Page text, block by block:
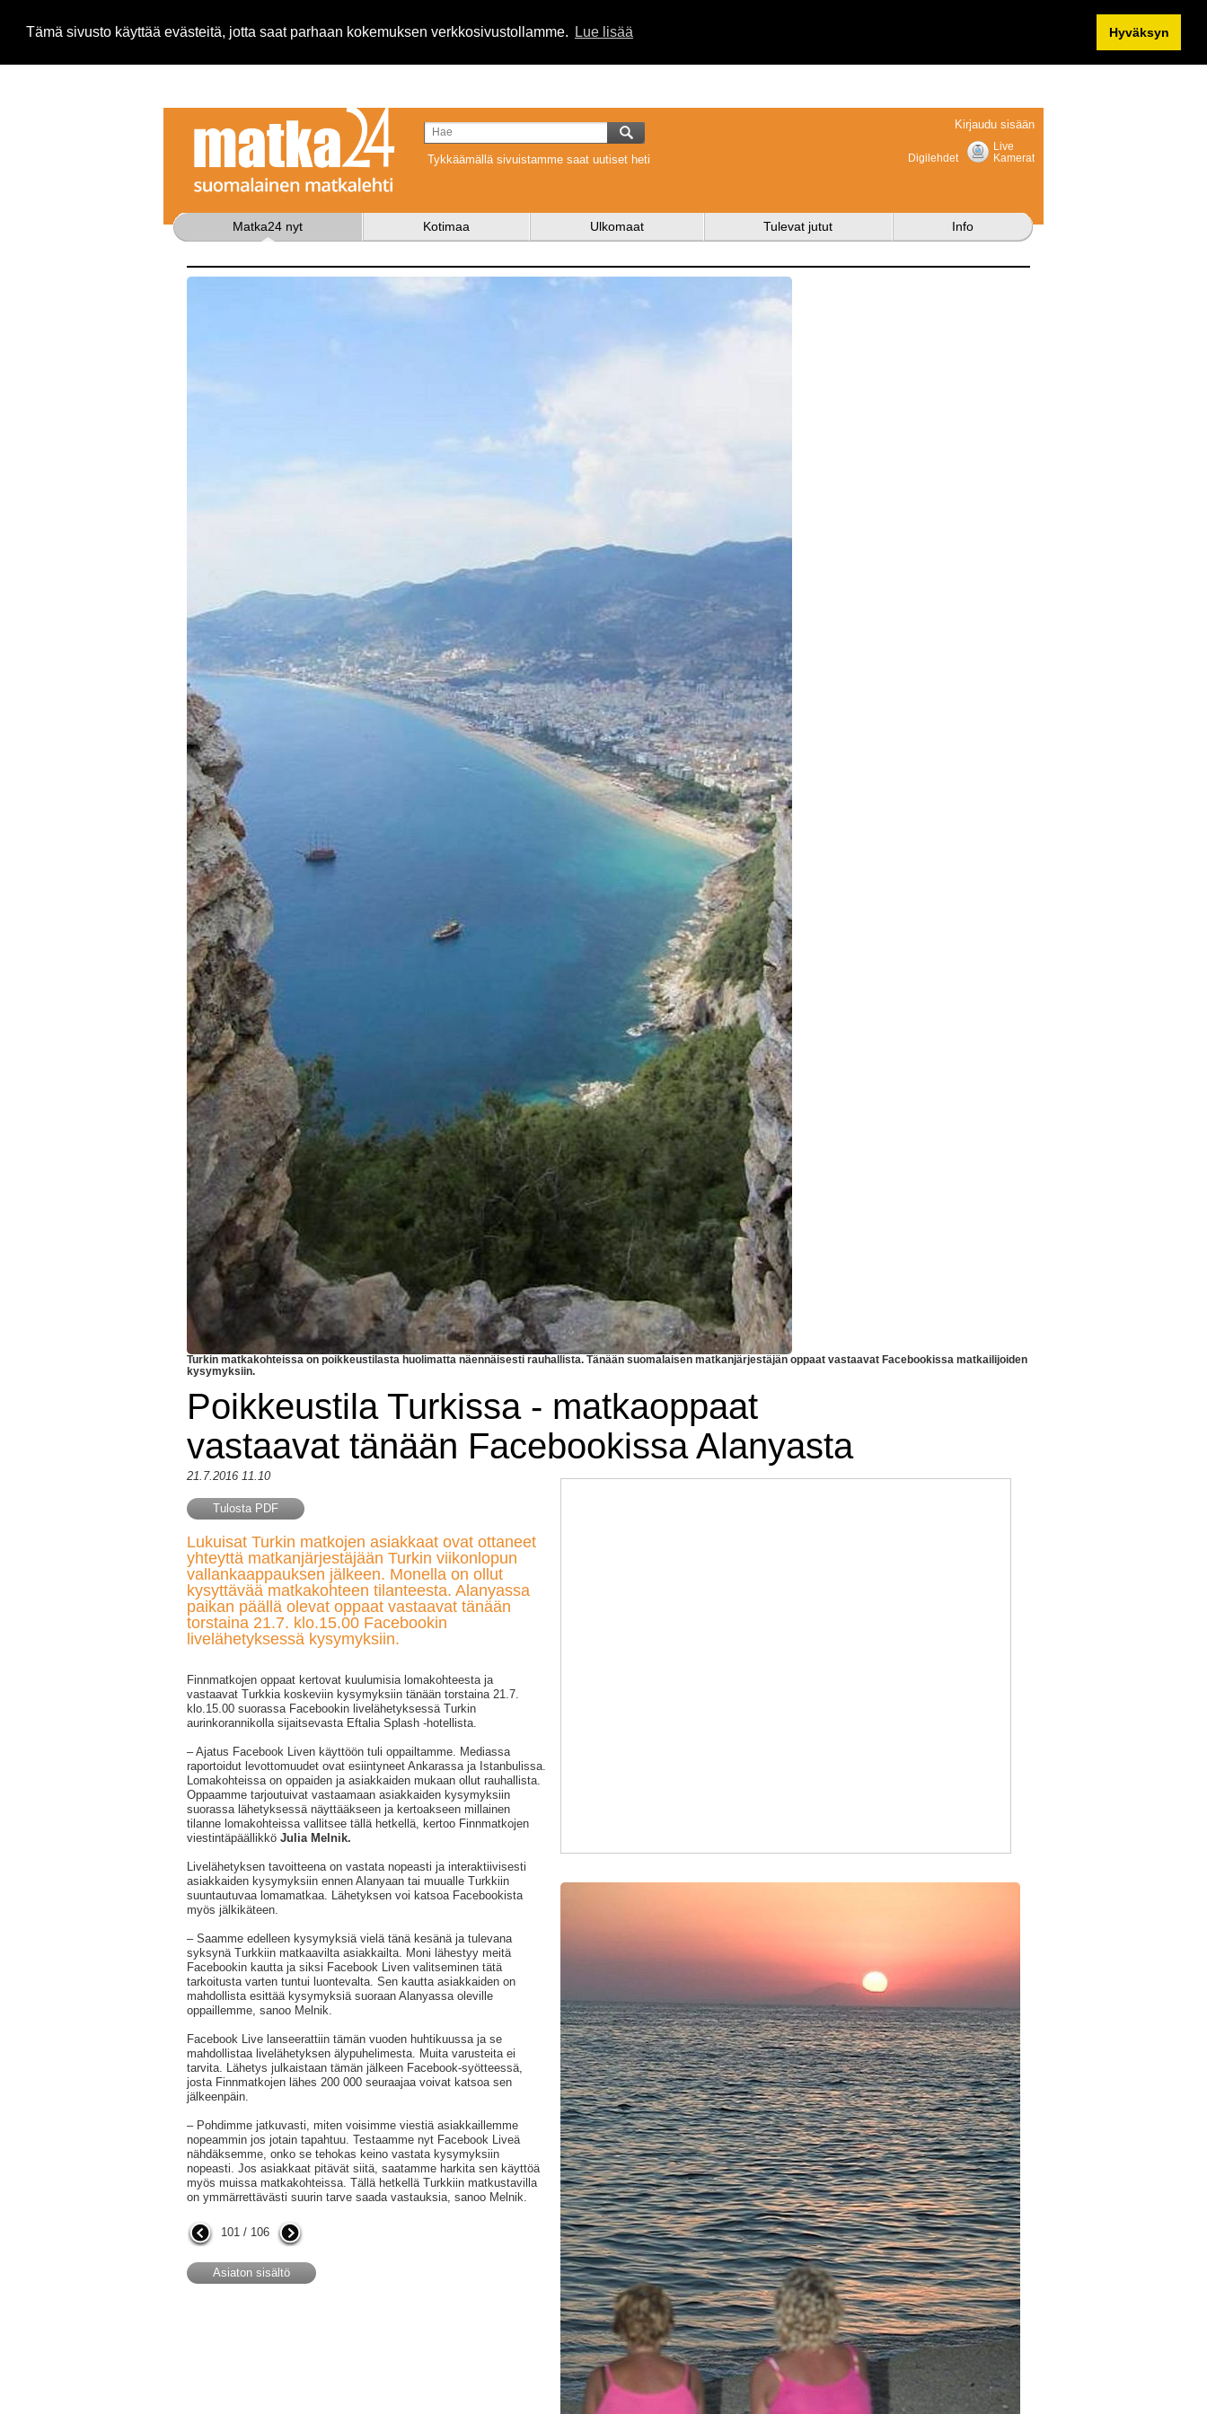
Tämä sivusto käyttää evästeitä, jotta saat parhaan kokemuksen verkkosivustollamme. Lue lisää Hyväksyn
Tykkäämällä sivuistamme saat uutiset heti
Kirjaudu sisään
Live
Kamerat
Digilehdet
Matka24 nyt Kotimaa Ulkomaat Tulevat jutut Info
Turkin matkakohteissa on poikkeustilasta huolimatta näennäisesti rauhallista. Tänään suomalaisen matkanjärjestäjän oppaat vastaavat Facebookissa matkailijoiden
kysymyksiin.
Poikkeustila Turkissa - matkaoppaat
vastaavat tänään Facebookissa Alanyasta
21.7.2016 11.10
Tulosta PDF
Lukuisat Turkin matkojen asiakkaat ovat ottaneet
yhteyttä matkanjärjestäjään Turkin viikonlopun
vallankaappauksen jälkeen. Monella on ollut
kysyttävää matkakohteen tilanteesta. Alanyassa
paikan päällä olevat oppaat vastaavat tänään
torstaina 21.7. klo.15.00 Facebookin
livelähetyksessä kysymyksiin.
Finnmatkojen oppaat kertovat kuulumisia lomakohteesta ja
vastaavat Turkkia koskeviin kysymyksiin tänään torstaina 21.7.
klo.15.00 suorassa Facebookin livelähetyksessä Turkin
aurinkorannikolla sijaitsevasta Eftalia Splash -hotellista.
– Ajatus Facebook Liven käyttöön tuli oppailtamme. Mediassa
raportoidut levottomuudet ovat esiintyneet Ankarassa ja Istanbulissa.
Lomakohteissa on oppaiden ja asiakkaiden mukaan ollut rauhallista.
Oppaamme tarjoutuivat vastaamaan asiakkaiden kysymyksiin
suorassa lähetyksessä näyttääkseen ja kertoakseen millainen
tilanne lomakohteissa vallitsee tällä hetkellä, kertoo Finnmatkojen
viestintäpäällikkö Julia Melnik.
Livelähetyksen tavoitteena on vastata nopeasti ja interaktiivisesti
asiakkaiden kysymyksiin ennen Alanyaan tai muualle Turkkiin
suuntautuvaa lomamatkaa. Lähetyksen voi katsoa Facebookista
myös jälkikäteen.
– Saamme edelleen kysymyksiä vielä tänä kesänä ja tulevana
syksynä Turkkiin matkaavilta asiakkailta. Moni lähestyy meitä
Facebookin kautta ja siksi Facebook Liven valitseminen tätä
tarkoitusta varten tuntui luontevalta. Sen kautta asiakkaiden on
mahdollista esittää kysymyksiä suoraan Alanyassa oleville
oppaillemme, sanoo Melnik.
Facebook Live lanseerattiin tämän vuoden huhtikuussa ja se
mahdollistaa livelähetyksen älypuhelimesta. Muita varusteita ei
tarvita. Lähetys julkaistaan tämän jälkeen Facebook-syötteessä,
josta Finnmatkojen lähes 200 000 seuraajaa voivat katsoa sen
jälkeenpäin.
– Pohdimme jatkuvasti, miten voisimme viestiä asiakkaillemme
nopeammin jos jotain tapahtuu. Testaamme nyt Facebook Liveä
nähdäksemme, onko se tehokas keino vastata kysymyksiin
nopeasti. Jos asiakkaat pitävät siitä, saatamme harkita sen käyttöä
myös muissa matkakohteissa. Tällä hetkellä Turkkiin matkustavilla
on ymmärrettävästi suurin tarve saada vastauksia, sanoo Melnik.
101 / 106
Asiaton sisältö